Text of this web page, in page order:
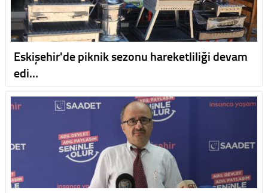
Eskişehir'de piknik sezonu hareketliliği devam
edi…